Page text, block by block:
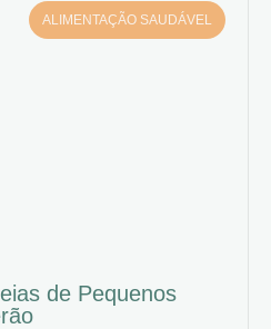
ALIMENTAÇÃO SAUDÁVEL
de Pequenos